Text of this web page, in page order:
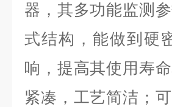
器，其多功能监测
式结构，能做到硬
响，提高其使用寿
紧凑，工艺简洁；